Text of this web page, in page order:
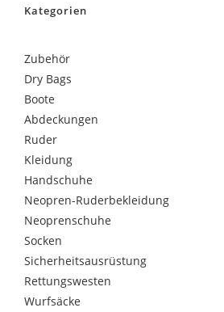
Kategorien
Zubehör
Dry Bags
Boote
Abdeckungen
Ruder
Kleidung
Handschuhe
Neopren-Ruderbekleidung
Neoprenschuhe
Socken
Sicherheitsausrüstung
Rettungswesten
Wurfsäcke